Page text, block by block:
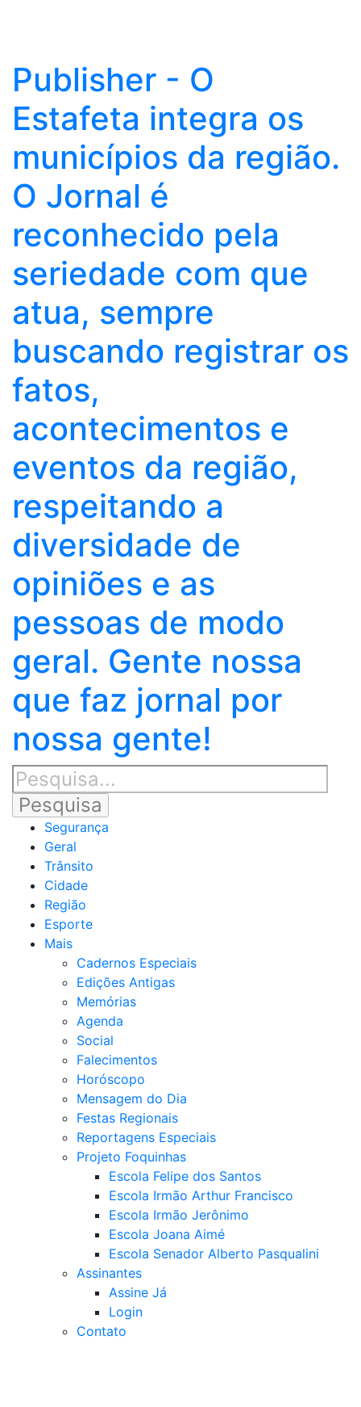
Publisher - O
Estafeta integra os
municípios da região.
O Jornal é
reconhecido pela
seriedade com que
atua, sempre
buscando registrar os
fatos,
acontecimentos e
eventos da região,
respeitando a
diversidade de
opiniões e as
pessoas de modo
geral. Gente nossa
que faz jornal por
nossa gente!
Segurança
Geral
Trânsito
Cidade
Região
Esporte
Mais
Cadernos Especiais
Edições Antigas
Memórias
Agenda
Social
Falecimentos
Horóscopo
Mensagem do Dia
Festas Regionais
Reportagens Especiais
Projeto Foquinhas
Escola Felipe dos Santos
Escola Irmão Arthur Francisco
Escola Irmão Jerônimo
Escola Joana Aimé
Escola Senador Alberto Pasqualini
Assinantes
Assine Já
Login
Contato